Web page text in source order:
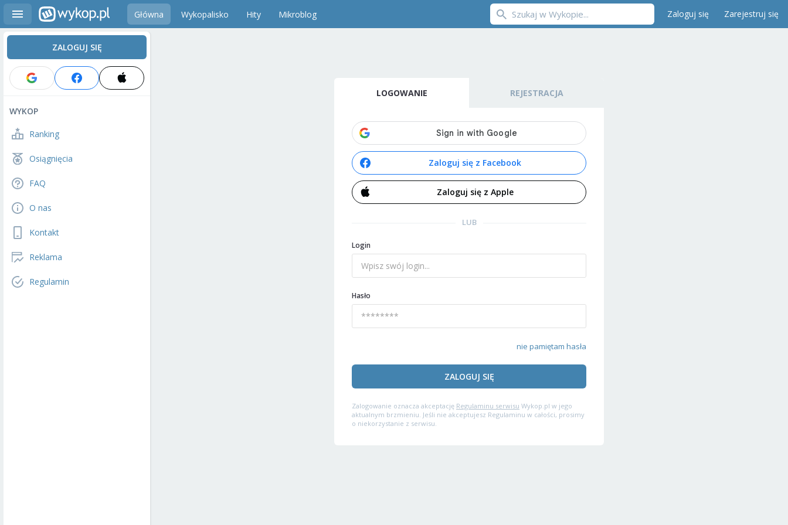
Główna Wykopalisko Hity Mikroblog Zaloguj się Zarejestruj się
ZALOGUJ SIĘ
WYKOP
Ranking
Osiągnięcia
FAQ
O nas
Kontakt
Reklama
Regulamin
LOGOWANIE REJESTRACJA
Zaloguj się z Facebook
Zaloguj się z Apple
LUB
Login
Hasło
nie pamiętam hasła
ZALOGUJ SIĘ
Zalogowanie oznacza akceptację Regulaminu serwisu Wykop.pl w jego
aktualnym brzmieniu. Jeśli nie akceptujesz Regulaminu w całości, prosimy
o niekorzystanie z serwisu.